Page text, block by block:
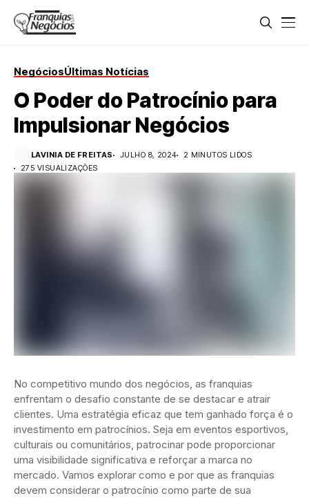
NegóciosÚltimas Notícias
O Poder do Patrocínio para
Impulsionar Negócios
LAVINIA DE FREITAS JULHO 8, 2024
2 MINUTOS LIDOS
275 VISUALIZAÇÕES
No competitivo mundo dos negócios, as franquias
enfrentam o desafio constante de se destacar e atrair
clientes. Uma estratégia eficaz que tem ganhado força é o
investimento em patrocínios. Seja em eventos esportivos,
culturais ou comunitários, patrocinar pode proporcionar
uma visibilidade significativa e reforçar a marca no
mercado. Vamos explorar como e por que as franquias
devem considerar o patrocínio como parte de sua